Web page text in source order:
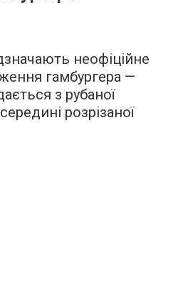
неофіційне
гамбургера —
з рубаної
розрізаної